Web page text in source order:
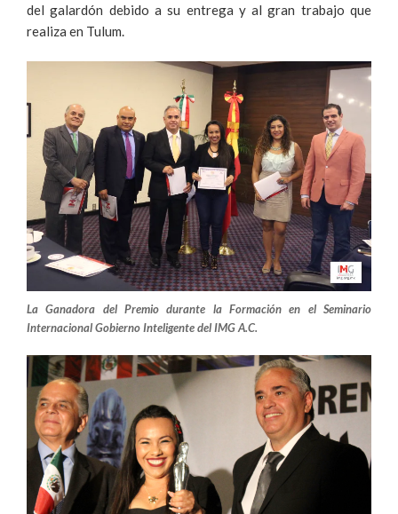
del galardón debido a su entrega y al gran trabajo que
realiza en Tulum.
La Ganadora del Premio durante la Formación en el Seminario
Internacional Gobierno Inteligente del IMG A.C.